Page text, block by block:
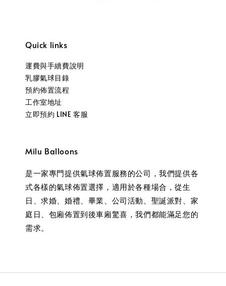
Quick links
運費與手續費說明
乳膠氣球目錄
預約佈置流程
工作室地址
立即預約 LINE 客服
Milu Balloons
是一家專門提供氣球佈置服務的公司，我們提供各
式各樣的氣球佈置選擇，適用於各種場合，從生
日、求婚、婚禮、畢業、公司活動、聖誕派對、家
庭日、包廂佈置到後車廂驚喜，我們都能滿足您的
需求。